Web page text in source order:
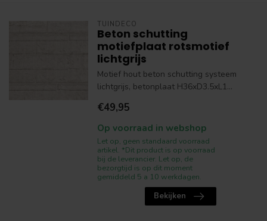
TUINDECO
Beton schutting
motiefplaat rotsmotief
lichtgrijs
Motief hout beton schutting systeem
lichtgrijs, betonplaat H36xD3.5xL1...
€49,95
Op voorraad in webshop
Let op, geen standaard voorraad
artikel. *Dit product is op voorraad
bij de leverancier. Let op, de
bezorgtijd is op dit moment
gemiddeld 5 a 10 werkdagen.
Bekijken